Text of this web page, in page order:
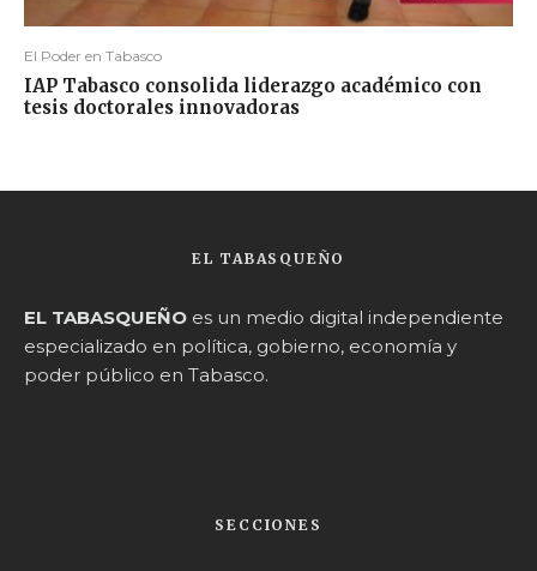
El Poder en Tabasco
IAP Tabasco consolida liderazgo académico con
tesis doctorales innovadoras
EL TABASQUEÑO
EL TABASQUEÑO es un medio digital independiente
especializado en política, gobierno, economía y
poder público en Tabasco.
SECCIONES